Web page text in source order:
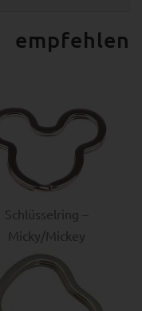
Schlüsselring –
Micky/Mickey